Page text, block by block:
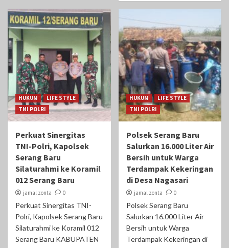
HUKUM
LIFE STYLE
TNI POLRI
Perkuat Sinergitas
TNI-Polri, Kapolsek
Serang Baru
Silaturahmi ke Koramil
012 Serang Baru
jamal zonta 0
Perkuat Sinergitas TNI-
Polri, Kapolsek Serang Baru
Silaturahmi ke Koramil 012
Serang Baru KABUPATEN
HUKUM
LIFE STYLE
TNI POLRI
Polsek Serang Baru
Salurkan 16.000 Liter Air
Bersih untuk Warga
Terdampak Kekeringan
di Desa Nagasari
jamal zonta 0
Polsek Serang Baru
Salurkan 16.000 Liter Air
Bersih untuk Warga
Terdampak Kekeringan di